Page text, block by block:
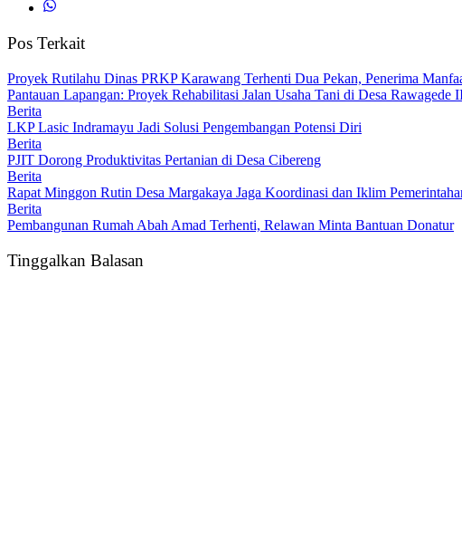
Pos Terkait
Proyek Rutilahu Dinas PRKP Karawang Terhenti Dua Pekan, Penerima
Pantauan Lapangan: Proyek Rehabilitasi Jalan Usaha Tani di Desa Rawagede
Berita
LKP Lasic Indramayu Jadi Solusi Pengembangan Potensi Diri
Berita
PJIT Dorong Produktivitas Pertanian di Desa Cibereng
Berita
Rapat Minggon Rutin Desa Margakaya Jaga Koordinasi dan Iklim
Berita
Pembangunan Rumah Abah Amad Terhenti, Relawan Minta Bantuan Donatur
Tinggalkan Balasan